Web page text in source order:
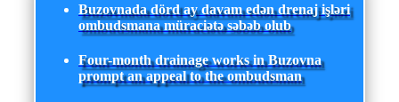
Buzovnada dörd ay davam edən drenaj işləri
ombudsmana müraciətə səbəb olub
Four-month drainage works in Buzovna
prompt an appeal to the ombudsman